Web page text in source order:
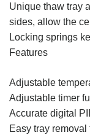
Unique thaw tray
sides, allow the
Locking springs
Features
Adjustable
Adjustable timer
Accurate digital
Easy tray